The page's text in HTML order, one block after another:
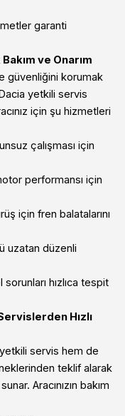
garanti
ve Onarım
güvenliğini korumak
yetkili servis
için şu hizmetleri
çalışması için
performansı için
için fren balatalarını
uzatan düzenli
hızlıca tespit
Hızlı
servis hem de
teklif alarak
Aracınızın bakım